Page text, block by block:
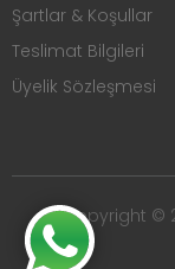
Şartlar & Koşullar
Teslimat Bilgileri
Üyelik Sözleşmesi
Copyright ©